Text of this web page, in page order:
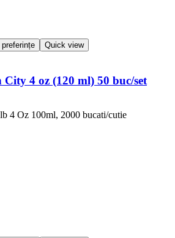
Quick view
City 4 oz (120 ml) 50 buc/set